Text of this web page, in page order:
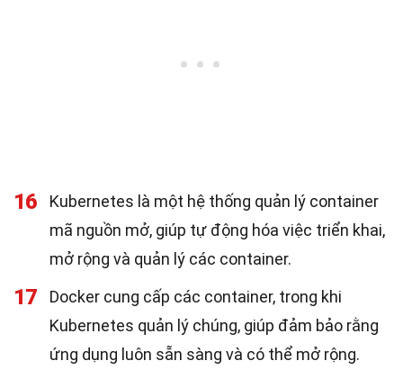
16
Kubernetes là một hệ thống quản lý container
mã nguồn mở, giúp tự động hóa việc triển khai,
mở rộng và quản lý các container.
17
Docker cung cấp các container, trong khi
Kubernetes quản lý chúng, giúp đảm bảo rằng
ứng dụng luôn sẵn sàng và có thể mở rộng.